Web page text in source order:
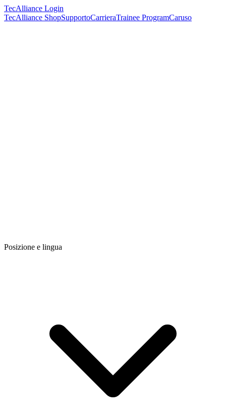
TecAlliance Login
TecAlliance ShopSupportoCarrieraTrainee ProgramCaruso
Posizione e lingua